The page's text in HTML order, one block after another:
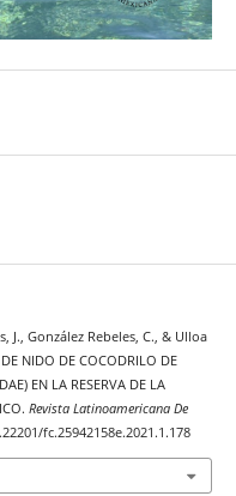
J., González Rebeles, C., & Ulloa
NIDO DE COCODRILO DE
EN LA RESERVA DE LA
Revista Latinoamericana De
fc.25942158e.2021.1.178